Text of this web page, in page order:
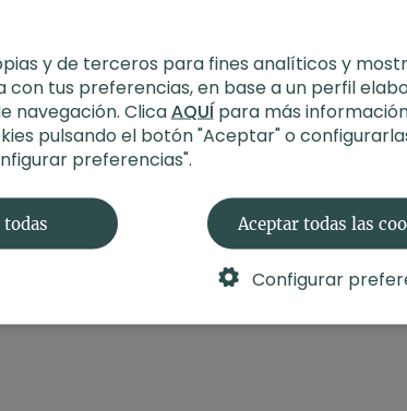
-Material:2 bloques
-Enfoque: Extensiones
-Propósito:Expande
También te puede
otras posturas
y de terceros para fines analíticos y
con tus preferencias, en base a un perfil
navegación. ClicaAQUÍpara más
pulsando el botón "Aceptar" o
preferencias".
todas Aceptar todas las
Configurar